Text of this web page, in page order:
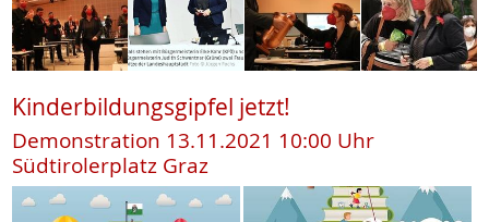
Kinderbildungsgipfel jetzt!
Demonstration 13.11.2021 10:00 Uhr
Südtirolerplatz Graz